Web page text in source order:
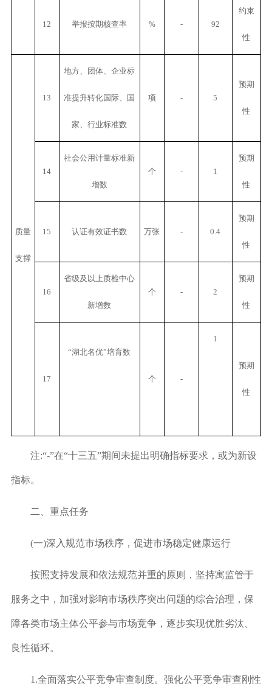
12 举报按期核查率 % - 92
约束
性
质量
支撑
13
地方、团体、企业标
准提升转化国际、国
家、行业标准数
项 - 5
预期
性
14
社会公用计量标准新
增数
个 - 1
预期
性
15 认证有效证书数 万张 - 0.4
预期
性
16
省级及以上质检中心
新增数
个 - 2
预期
性
17
“湖北名优”培育数
个 -
1
预期
性
注:“-”在“十三五”期间未提出明确指标要求，或为新设
指标。
二、重点任务
(一)深入规范市场秩序，促进市场稳定健康运行
按照支持发展和依法规范并重的原则，坚持寓监管于
服务之中，加强对影响市场秩序突出问题的综合治理，保
障各类市场主体公平参与市场竞争，逐步实现优胜劣汰、
良性循环。
1.全面落实公平竞争审查制度。 强化公平竞争审查刚性